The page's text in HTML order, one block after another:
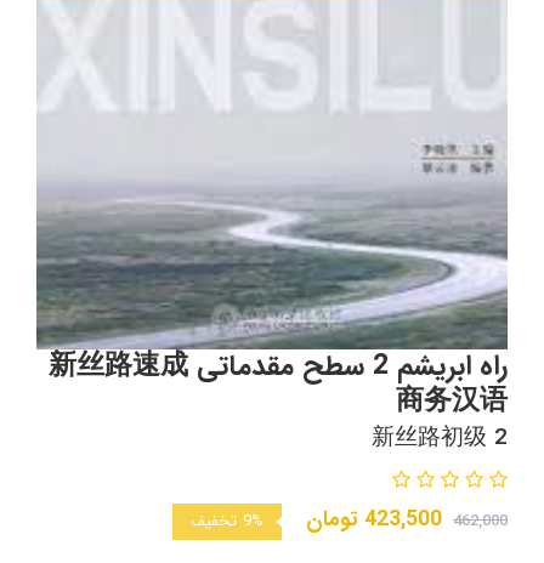
راه ابریشم 2 سطح مقدماتی 新丝路速成
商务汉语
新丝路初级 2
462,000
423,500 تومان 9% تخفیف